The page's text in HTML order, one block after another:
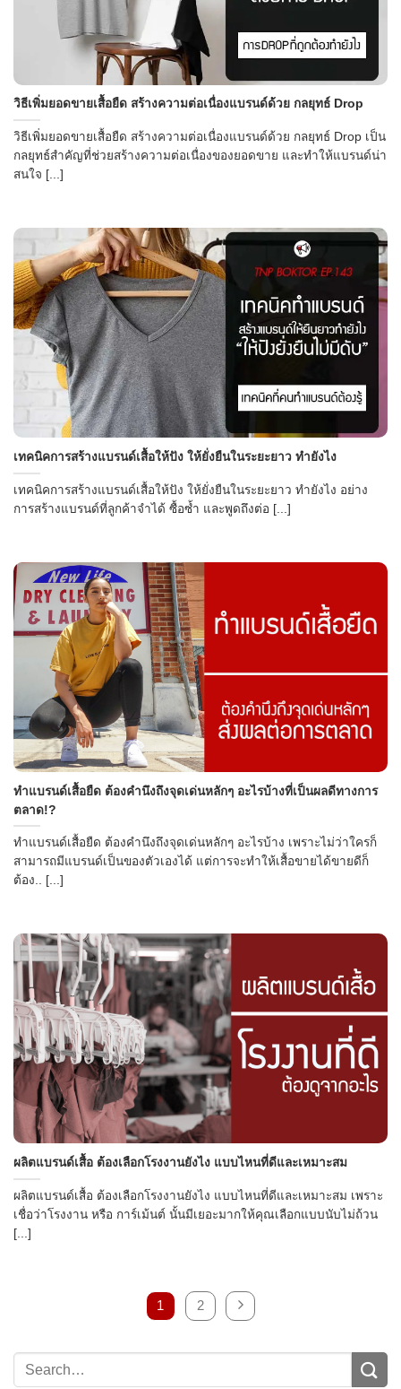
วิธีเพิ่มยอดขายเสื้อยืด สร้างความต่อเนื่องแบรนด์ด้วย กลยุทธ์ Drop
วิธีเพิ่มยอดขายเสื้อยืด สร้างความต่อเนื่องแบรนด์ด้วย กลยุทธ์ Drop เป็น
กลยุทธ์สำคัญที่ช่วยสร้างความต่อเนื่องของยอดขาย และทำให้แบรนด์น่า
สนใจ [...]
เทคนิคการสร้างแบรนด์เสื้อให้ปัง ให้ยั่งยืนในระยะยาว ทำยังไง
เทคนิคการสร้างแบรนด์เสื้อให้ปัง ให้ยั่งยืนในระยะยาว ทำยังไง อย่าง
การสร้างแบรนด์ที่ลูกค้าจำได้ ซื้อซ้ำ และพูดถึงต่อ [...]
ทำแบรนด์เสื้อยืด ต้องคำนึงถึงจุดเด่นหลักๆ อะไรบ้างที่เป็นผลดีทางการ
ตลาด!?
ทำแบรนด์เสื้อยืด ต้องคำนึงถึงจุดเด่นหลักๆ อะไรบ้าง เพราะไม่ว่าใครก็
สามารถมีแบรนด์เป็นของตัวเองได้ แต่การจะทำให้เสื้อขายได้ขายดีก็
ต้อง.. [...]
ผลิตแบรนด์เสื้อ ต้องเลือกโรงงานยังไง แบบไหนที่ดีและเหมาะสม
ผลิตแบรนด์เสื้อ ต้องเลือกโรงงานยังไง แบบไหนที่ดีและเหมาะสม เพราะ
เชื่อว่าโรงงาน หรือ การ์เม้นต์ นั้นมีเยอะมากให้คุณเลือกแบบนับไม่ถ้วน
[...]
1 2
→
CONTACT US